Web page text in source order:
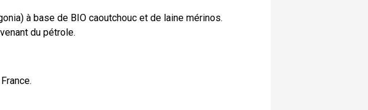
à base de BIO caoutchouc et de laine mérinos.
du pétrole.